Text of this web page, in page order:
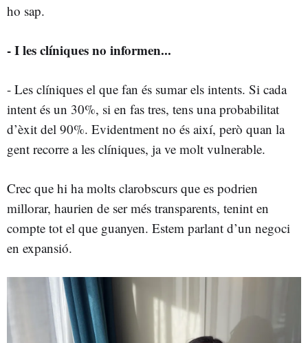
ho sap.
- I les clíniques no informen...
- Les clíniques el que fan és sumar els intents. Si cada
intent és un 30%, si en fas tres, tens una probabilitat
d’èxit del 90%. Evidentment no és així, però quan la
gent recorre a les clíniques, ja ve molt vulnerable.
Crec que hi ha molts clarobscurs que es podrien
millorar, haurien de ser més transparents, tenint en
compte tot el que guanyen. Estem parlant d’un negoci
en expansió.